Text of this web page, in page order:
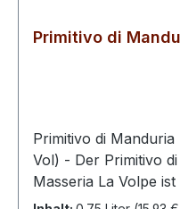
Garda, Sandrà,
Primitivo di
Primitivo di
Vol) - Der Primitivo
Masseria La Volpe
Rotwein aus der sonnenverwöhnten Region